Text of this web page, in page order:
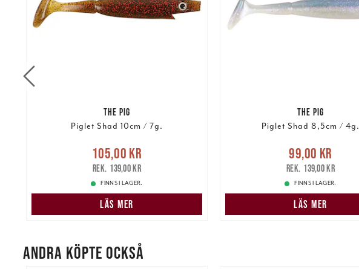
THE PIG
Piglet Shad 10cm / 7g.
Nuvarande pris
Tidigare pris
105,00 kr
139,00 kr
FINNS I LAGER.
LÄS MER
THE PIG
Piglet Shad 8,5cm / 4g.
Nuvarande pris :99,00 kr
pris:139,00 kr
99,00 kr
139,00 kr
FINNS I LAGER.
LÄS MER
ANDRA KÖPTE OCKSÅ